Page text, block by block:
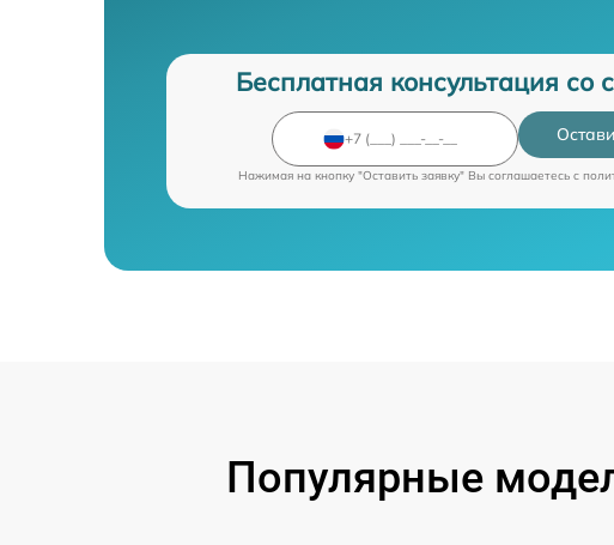
Бесплатная консультация со
Нажимая на кнопку "Оставить заявку" Вы соглашаетесь c
Популярные